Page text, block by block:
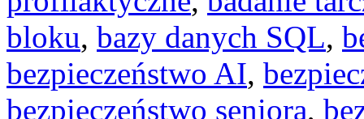
bloku, bazy danych SQL,
bezpieczeństwo AI,
bezpieczeństwo seniora,